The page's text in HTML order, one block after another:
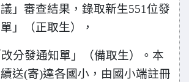
」審查結果，錄取新生551位發
」（正取生），
分發通知單」（備取生）。本
送(寄)達各國小，由國小端註冊